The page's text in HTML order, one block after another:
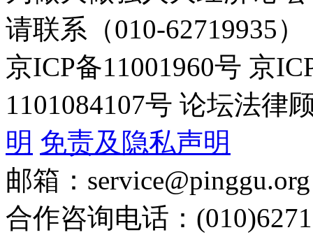
请联系（010-62719935）
京ICP备11001960号 京
1101084107号 论坛法律
明 免责及隐私声明
邮箱：service@pinggu.org
合作咨询电话：